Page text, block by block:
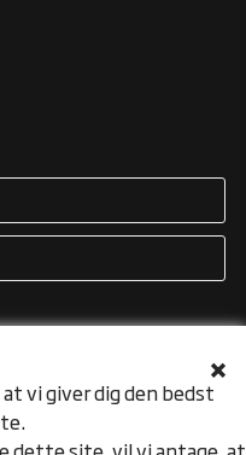
vi giver dig den bedst